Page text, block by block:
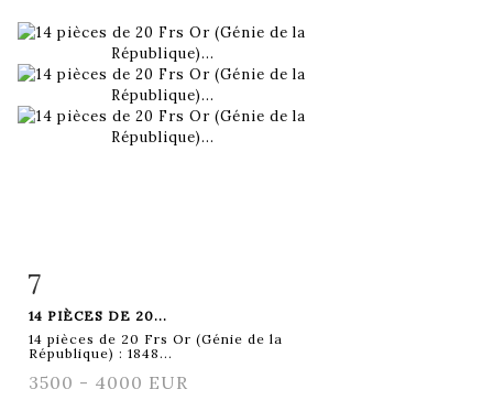
Fiche détaillée
7
14 PIÈCES DE 20...
14 pièces de 20 Frs Or (Génie de la
République) : 1848...
3500 - 4000 EUR